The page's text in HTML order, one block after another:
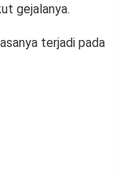
gejalanya.
terjadi pada